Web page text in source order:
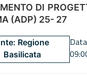
DI
(ADP) 25- 27
Regione
Basilicata